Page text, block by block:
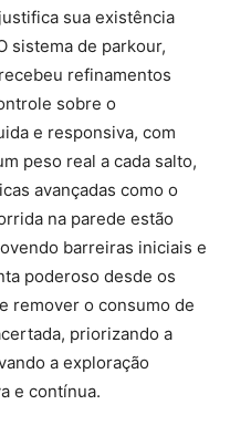
sua existência
sistema de parkour,
refinamentos
sobre o
e responsiva, com
peso real a cada salto,
avançadas como o
na parede estão
barreiras iniciais e
poderoso desde os
remover o consumo de
priorizando a
a exploração
e contínua.